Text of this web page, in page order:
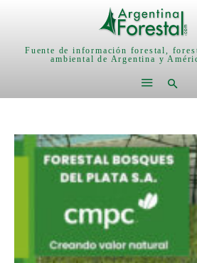
Fuente de información forestal,
ambiental de Argentina y